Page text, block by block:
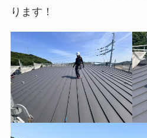
ります！